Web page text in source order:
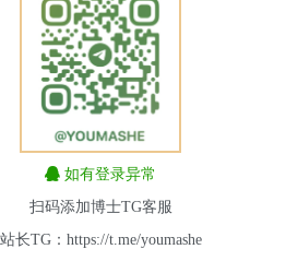
没错有12个以上哦
里面了可以对应看一 下)
如有登录异常
扫码添加博士TG客服
站长TG：https://t.me/youmashe